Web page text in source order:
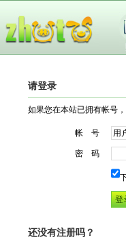
请登录
如果您在本站已拥有帐号
帐 号
密 码
还没有注册吗？